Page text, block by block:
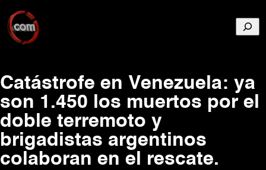
Catástrofe en Venezuela: ya
son 1.450 los muertos por el
doble terremoto y
brigadistas argentinos
colaboran en el rescate.